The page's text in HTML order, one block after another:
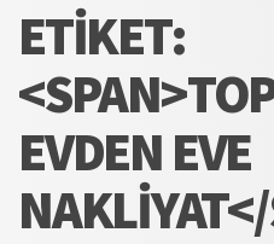
ETIKET:
EVDEN EVE